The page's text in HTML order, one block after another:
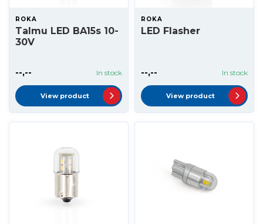
ROKA
Talmu LED BA15s 10-
30V
--,-- In stock
View product
ROKA
LED Flasher
--,-- In stock
View product